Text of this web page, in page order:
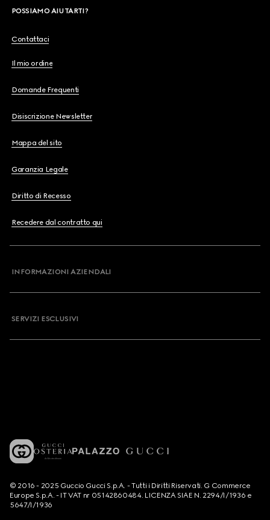
POSSIAMO AIUTARTI?
Contattaci
Il mio ordine
Domande Frequenti
Disiscrizione Newsletter
Mappa del sito
Garanzia Legale
Diritto di Recesso
Recedere dal contratto qui
INFORMAZIONI AZIENDALI
SERVIZI ESCLUSIVI
© 2016 - 2025 Guccio Gucci S.p.A. - Tutti i Diritti Riservati. G Commerce
Europe S.p.A. - IT VAT nr 05142860484. LICENZA SIAE N. 2294/I/1936 e
5647/I/1936